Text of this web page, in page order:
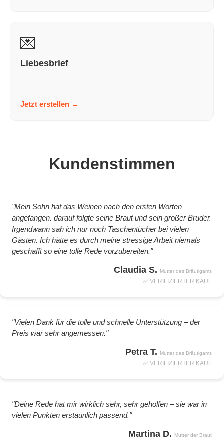
💌
Liebesbrief
Jetzt erstellen →
Kundenstimmen
"Mein Sohn hat das Weinen nach den ersten Worten
angefangen. darauf folgte seine Braut und sein großer Bruder.
Irgendwann sah ich nur noch Taschentücher bei vielen
Gästen. Ich hätte es durch meine stressige Arbeit niemals
geschafft so eine tolle Rede vorzubereiten."
Claudia S. Mutter des Bräutigams
✅ VERIFIZIERTER KAUF
"Vielen Dank für die tolle und schnelle Unterstützung – der
Preis war sehr angemessen."
Petra T. Mutter des Bräutigams
✅ VERIFIZIERTER KAUF
"Deine Rede hat mir wirklich sehr, sehr geholfen – sie war in
vielen Punkten erstaunlich passend."
Martina D. Mutter der Braut